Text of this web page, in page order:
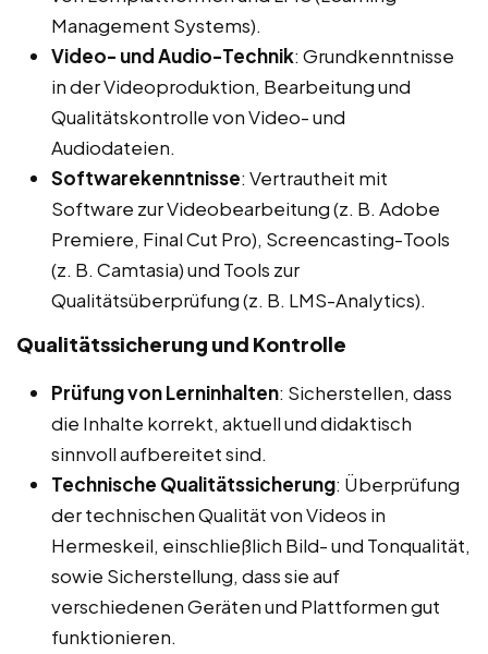
Management Systems).
Video- und Audio-Technik: Grundkenntnisse
in der Videoproduktion, Bearbeitung und
Qualitätskontrolle von Video- und
Audiodateien.
Softwarekenntnisse: Vertrautheit mit
Software zur Videobearbeitung (z. B. Adobe
Premiere, Final Cut Pro), Screencasting-Tools
(z. B. Camtasia) und Tools zur
Qualitätsüberprüfung (z. B. LMS-Analytics).
Qualitätssicherung und Kontrolle
Prüfung von Lerninhalten: Sicherstellen, dass
die Inhalte korrekt, aktuell und didaktisch
sinnvoll aufbereitet sind.
Technische Qualitätssicherung: Überprüfung
der technischen Qualität von Videos in
Hermeskeil, einschließlich Bild- und Tonqualität,
sowie Sicherstellung, dass sie auf
verschiedenen Geräten und Plattformen gut
funktionieren.